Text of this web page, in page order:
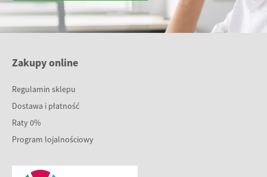
Zakupy online
Regulamin sklepu
Dostawa i płatność
Raty 0%
Program lojalnościowy